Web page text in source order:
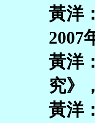
黃洋
2007
黃洋
究》
黃洋